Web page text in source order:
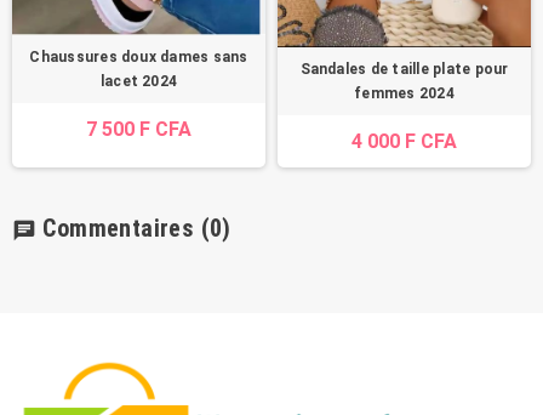
Chaussures doux dames sans
lacet 2024
7 500 F CFA
Sandales de taille plate pour
femmes 2024
4 000 F CFA
chat Commentaires (0)